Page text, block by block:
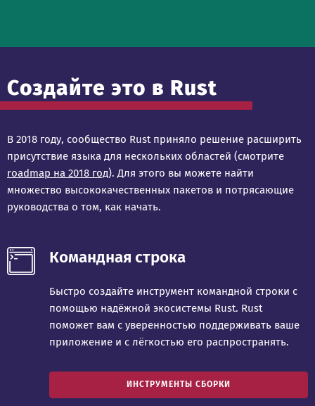
Создайте это в Rust
В 2018 году, сообщество Rust приняло решение расширить
присутствие языка для нескольких областей (смотрите
roadmap на 2018 год). Для этого вы можете найти
множество высококачественных пакетов и потрясающие
руководства о том, как начать.
Командная строка
Быстро создайте инструмент командной строки с
помощью надёжной экосистемы Rust. Rust
поможет вам с уверенностью поддерживать ваше
приложение и с лёгкостью его распространять.
ИНСТРУМЕНТЫ СБОРКИ